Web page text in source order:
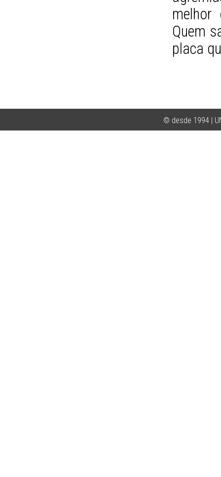
melhor
Quem
placa
© desde 1994 |